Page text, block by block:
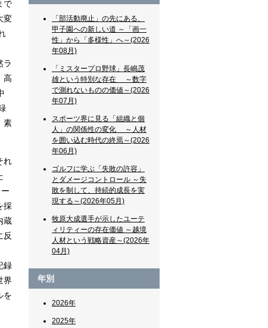
で
変
ラ
高
素
れ
採
蔵
反
録
界
を
「部活動廃止」の先にある、
甲子園への新しい道 ～「画一
性」から「多様性」へ～(2026
年08月)
「ミスタープロ野球」長嶋茂
雄という特別な存在 ～数字
で測れないものの価値～(2026
年07月)
スポーツ界に見る「組織と個
人」の関係性の変化 ～人材
を囲い込む時代の終焉～(2026
年06月)
ゴルフに学ぶ「失敗の許容」
とダメージコントロール ～失
敗を制して、持続的成長を実
現する～(2026年05月)
牧原大成選手が示したユーテ
ィリティーの存在価値 ～越境
人材という戦略資産～(2026年
04月)
年別
2026年
2025年